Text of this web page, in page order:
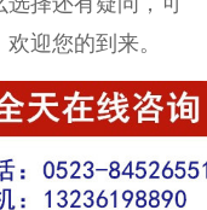
迎您的到来。